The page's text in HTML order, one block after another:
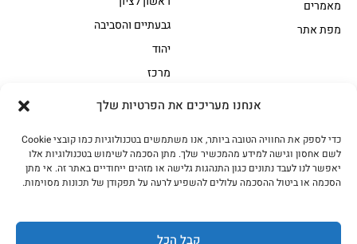
אנחנו מעריכים את הפרטיות שלך
כדי לספק את החוויה הטובה ביותר, אנו משתמשים בטכנולוגיות כמו קובצי Cookie
לשם אחסון וגישה למידע מהמכשיר שלך. מתן הסכמה לשימוש בטכנולוגיות אלו
יאפשר לנו לעבד נתונים כגון התנהגות גלישה או מזהים ייחודיים באתר זה. אי מתן
הסכמה או ביטול ההסכמה עלולים להשפיע לרעה על תפקודן של תכונות מסוימות.
קבל הכל
אווז
בשר בקר משובח
בשר בקר עגלה משובח
בשר למעשנת
הודו
חלקים אחוריים
מיוחדי מסורת1
גבעתיים והסביבה
יהוד
מרכז
מאמרים
מפת אתר